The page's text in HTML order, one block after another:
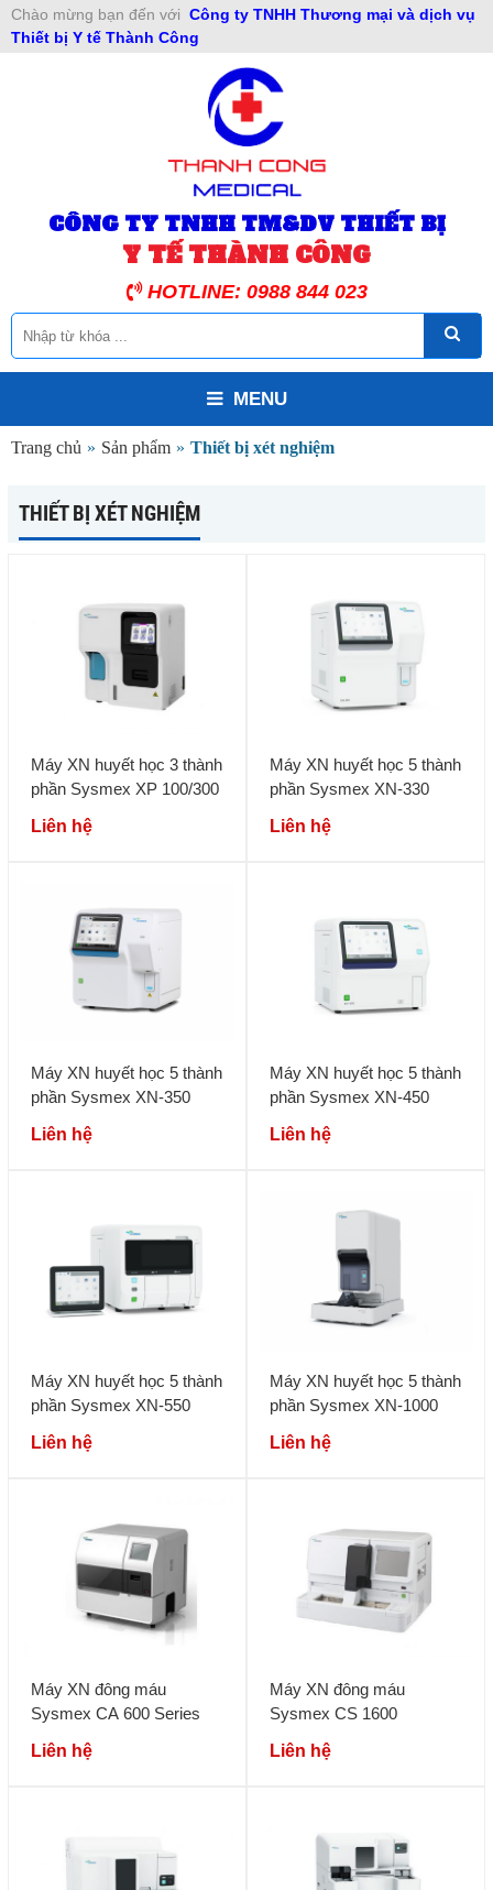
Chào mừng bạn đến với Công ty TNHH Thương mại và dịch vụ
Thiết bị Y tế Thành Công
CÔNG TY TNHH TM&DV THIẾT BỊ
Y TẾ THÀNH CÔNG
HOTLINE: 0988 844 023
MENU
Trang chủ » Sản phẩm » Thiết bị xét nghiệm
THIẾT BỊ XÉT NGHIỆM
Máy XN huyết học 3 thành
phần Sysmex XP 100/300
Liên hệ
Máy XN huyết học 5 thành
phần Sysmex XN-330
Liên hệ
Máy XN huyết học 5 thành
phần Sysmex XN-350
Liên hệ
Máy XN huyết học 5 thành
phần Sysmex XN-450
Liên hệ
Máy XN huyết học 5 thành
phần Sysmex XN-550
Liên hệ
Máy XN huyết học 5 thành
phần Sysmex XN-1000
Liên hệ
Máy XN đông máu
Sysmex CA 600 Series
Liên hệ
Máy XN đông máu
Sysmex CS 1600
Liên hệ